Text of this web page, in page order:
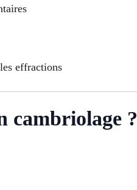
effractions
cambriolage ?